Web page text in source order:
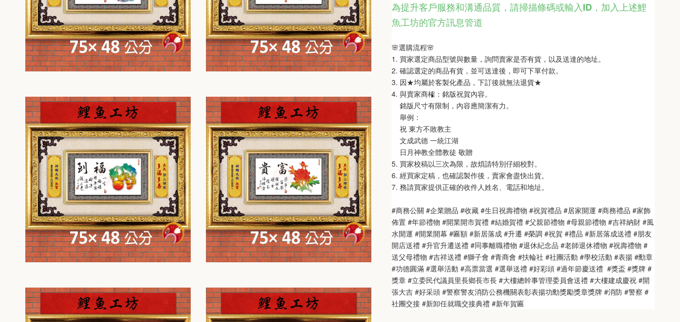
為提升客戶服務和溝通品質，請掃描條碼或輸入ID ， 加入上述鯉
魚工坊的官方訊息管道
🌸選購流程🌸
1. 買家選定商品型號與數量，詢問賣家是否有貨，以及送達的地址。
2. 確認選定的商品有貨，並可送達後，即可下單付款。
3. 因★均屬於客製化產品，下訂後就無法退貨★
4. 與賣家商榷：銘版祝賀內容。
銘版尺寸有限制，內容應簡潔有力。
舉例：
祝 東方不敗教主
文成武德 一統江湖
日月神教全體教徒 敬贈
5. 買家校稿以三次為限，故煩請特別仔細校對。
6. 經買家定稿，也確認製作後，賣家會盡快出貨。
7. 務請買家提供正確的收件人姓名、電話和地址。
#商務公關 #企業贈品 #收藏 #生日祝壽禮物 #祝賀禮品 #居家開運 #商務禮品 #家飾
佈置 #年節禮物 #開業開市賀禮 #結婚賀禮 #父親節禮物 #母親節禮物 #吉祥納財 #風
水開運 #開業開幕 #匾額 #新居落成 #升遷 #榮調 #祝賀 #禮品 #新居落成送禮 #朋友
開店送禮 #升官升遷送禮 #同事離職禮物 #退休紀念品 #老師退休禮物 #祝壽禮物 #
送父母禮物 #吉祥送禮 #獅子會 #青商會 #扶輪社 #社團活動 #學校活動 #表揚 #勳章
#功德圓滿 #選舉活動 #高票當選 #選舉送禮 #好彩頭 #過年節慶送禮  #獎盃 #獎牌 #
獎章 #立委民代議員里長鄉長市長 #大樓總幹事管理委員會送禮 #大樓建成慶祝 #開
張大吉 #好采頭 #警察警友消防公務機關表彰表揚功勳獎勵獎章獎牌 #消防 #警察 #
社團交接 #新卸任就職交接典禮 #新年賀匾